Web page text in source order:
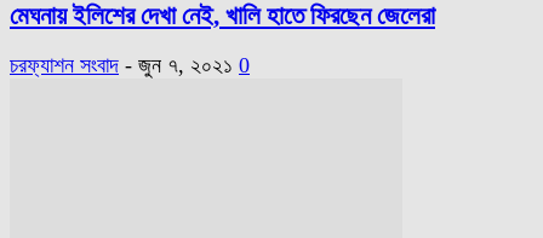
মেঘনায় ইলিশের দেখা নেই, খালি হাতে ফিরছেন জেলেরা
চরফ্যাশন সংবাদ - জুন ৭, ২০২১ 0